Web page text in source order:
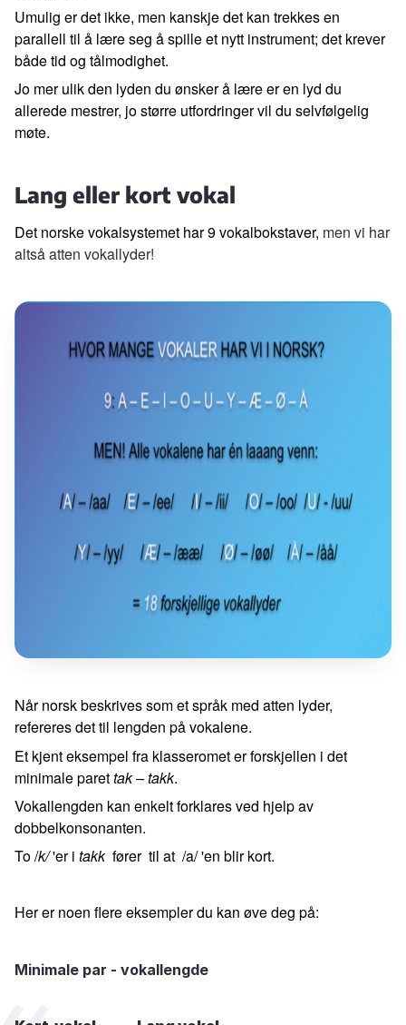
Umulig er det ikke, men kanskje det kan trekkes en
parallell til å lære seg å spille et nytt instrument; det krever
både tid og tålmodighet.
Jo mer ulik den lyden du ønsker å lære er en lyd du
allerede mestrer, jo større utfordringer vil du selvfølgelig
møte.
Lang eller kort vokal
Det norske vokalsystemet har 9 vokalbokstaver, men vi har
altså atten vokallyder!
Når norsk beskrives som et språk med atten lyder,
refereres det til lengden på vokalene.
Et kjent eksempel fra klasseromet er forskjellen i det
minimale parettak – takk.
Vokallengden kan enkelt forklares ved hjelp av
dobbelkonsonanten.
To /k/'er i takkfører til at /a/ 'en blir kort.
Her er noen flere eksempler du kan øve deg på:
Minimale par - vokallengde